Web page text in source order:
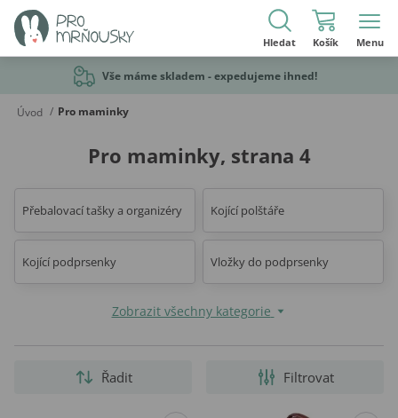
Hledat Košík Menu
Vše máme skladem - expedujeme ihned!
Úvod / Pro maminky
Pro maminky, strana 4
Přebalovací tašky a organizéry Kojící polštáře
Kojící podprsenky Vložky do podprsenky
Zobrazit všechny kategorie
Filtrovat
Řadit